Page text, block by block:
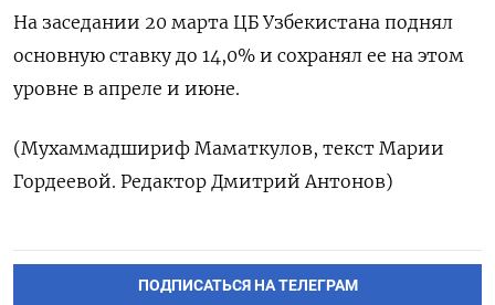
На заседании 20 марта ЦБ Узбекистана поднял
основную ставку до 14,0% и сохранял ее на этом
уровне в апреле и июне.
(Мухаммадшириф Маматкулов, текст Марии
Гордеевой. Редактор Дмитрий Антонов)
ПОДПИСАТЬСЯ НА ТЕЛЕГРАМ